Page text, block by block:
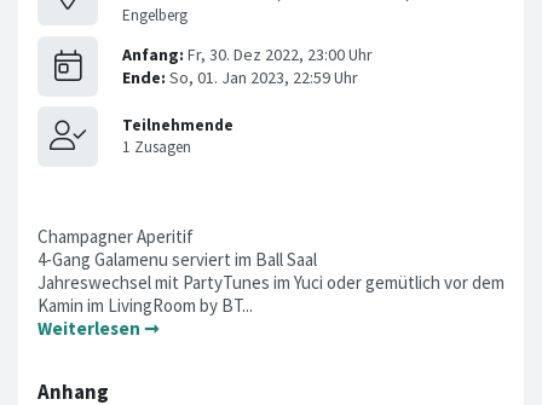
Engelberg
Champagner Aperitif
4-Gang Galamenu serviert im Ball Saal
Jahreswechsel mit PartyTunes im Yuci oder gemütlich vor dem
Kamin im LivingRoom by BT...
Weiterlesen ➞